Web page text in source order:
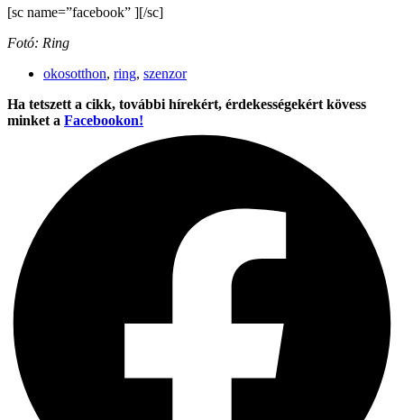
[sc name=”facebook” ][/sc]
Fotó: Ring
okosotthon, ring, szenzor
Ha tetszett a cikk, további hírekért, érdekességekért kövess
minket a Facebookon!